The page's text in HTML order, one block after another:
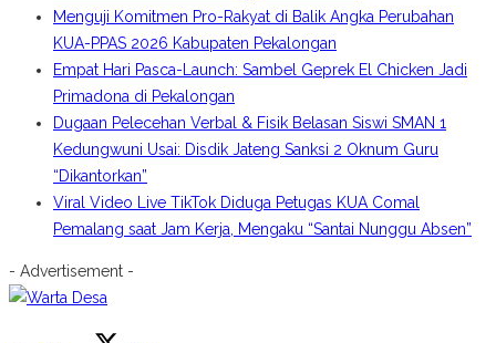
Menguji Komitmen Pro-Rakyat di Balik Angka Perubahan
KUA-PPAS 2026 Kabupaten Pekalongan
Empat Hari Pasca-Launch: Sambel Geprek El Chicken Jadi
Primadona di Pekalongan
Dugaan Pelecehan Verbal & Fisik Belasan Siswi SMAN 1
Kedungwuni Usai: Disdik Jateng Sanksi 2 Oknum Guru
“Dikantorkan”
Viral Video Live TikTok Diduga Petugas KUA Comal
Pemalang saat Jam Kerja, Mengaku “Santai Nunggu Absen”
- Advertisement -